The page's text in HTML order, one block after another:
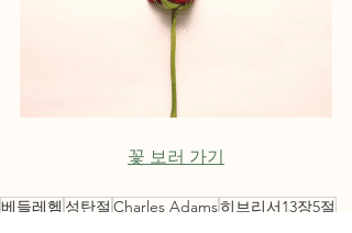
꽃 보러 가기
베들레헴 성탄절 Charles Adams히브리서13장5절